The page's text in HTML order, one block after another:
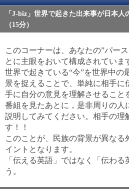
「J-biz」世界で起きた出来事が日本人
（15分）
このコーナーは、あなたの”パー
とに主眼をおいて構成されていま
世界で起きている“今”を世界中の
景を捉えることで、単純に相手に
手に自分の意見を理解させること
番組を見たあとに，是非周りの人
説明してみてください。相手の理
す！！
このことが、民族の背景が異なる
イントとなります。
「伝える英語」ではなく「伝わる
う。